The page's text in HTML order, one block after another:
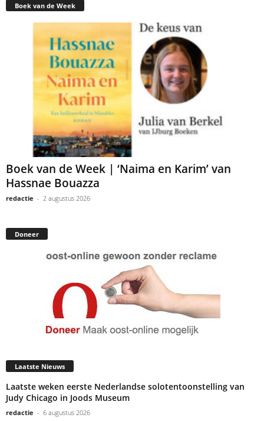
Boek van de Week
Boek van de Week | ‘Naima en Karim’ van
Hassnae Bouazza
redactie - 2 augustus 2026
Doneer
Laatste Nieuws
Laatste weken eerste Nederlandse solotentoonstelling van
Judy Chicago in Joods Museum
redactie - 6 augustus 2026